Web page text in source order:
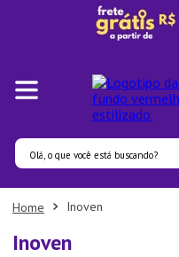
Olá, o que você está buscando?
Inoven
Inoven
Termos mais buscados